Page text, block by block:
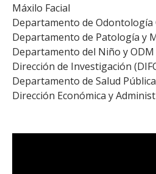
Máxilo Facial
Departamento de Odontología
Departamento de Patología y
Departamento del Niño y ODM
Dirección de Investigación
Departamento de Salud Pública
Dirección Económica y